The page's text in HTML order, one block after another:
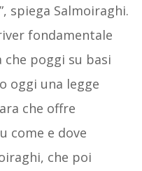
spiega Salmoiraghi.
fondamentale
poggi su basi
oggi una legge
che offre
come e dove
che poi